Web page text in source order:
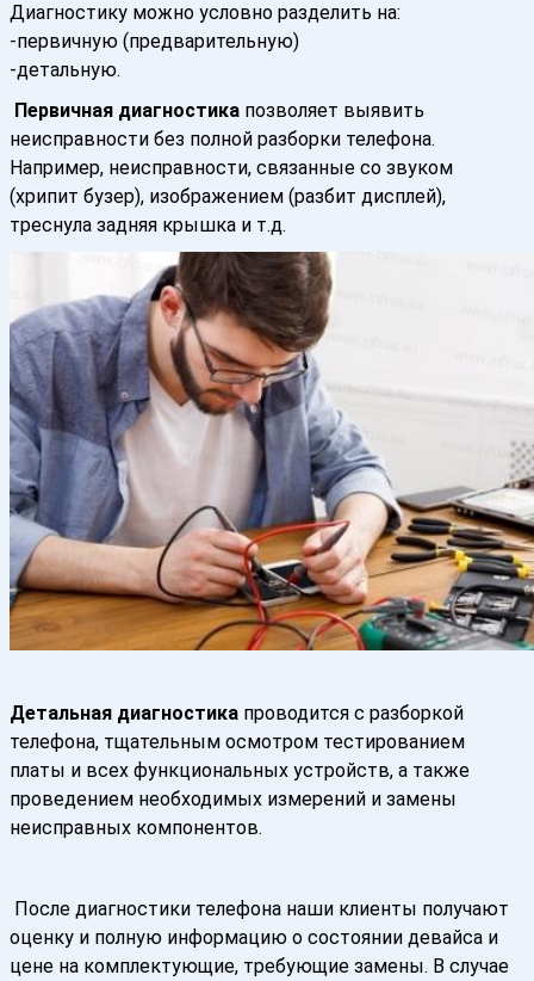
Диагностику можно условно разделить на:
-первичную (предварительную)
-детальную.
Первичная диагностика позволяет выявить
неисправности без полной разборки телефона.
Например, неисправности, связанные со звуком
(хрипит бузер), изображением (разбит дисплей),
треснула задняя крышка и т.д.
Детальная диагностика проводится с разборкой
телефона, тщательным осмотром тестированием
платы и всех функциональных устройств, а также
проведением необходимых измерений и замены
неисправных компонентов.
После диагностики телефона наши клиенты получают
оценку и полную информацию о состоянии девайса и
цене на комплектующие, требующие замены. В случае